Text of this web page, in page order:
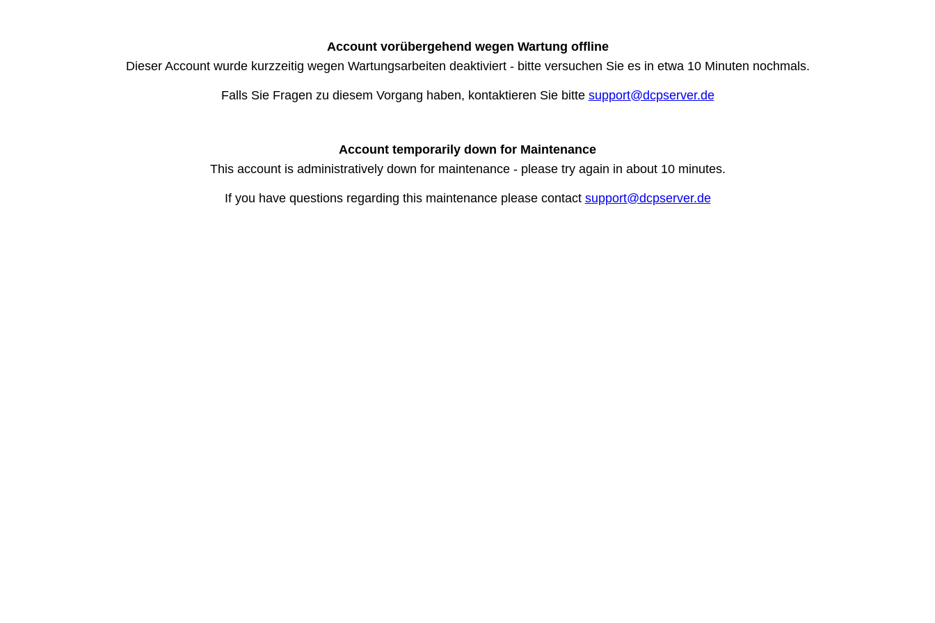
Account vorübergehend wegen Wartung offline
Dieser Account wurde kurzzeitig wegen Wartungsarbeiten deaktiviert - bitte versuchen Sie es in etwa 10 Minuten nochmals.
Falls Sie Fragen zu diesem Vorgang haben, kontaktieren Sie bitte support@dcpserver.de
Account temporarily down for Maintenance
This account is administratively down for maintenance - please try again in about 10 minutes.
If you have questions regarding this maintenance please contact support@dcpserver.de